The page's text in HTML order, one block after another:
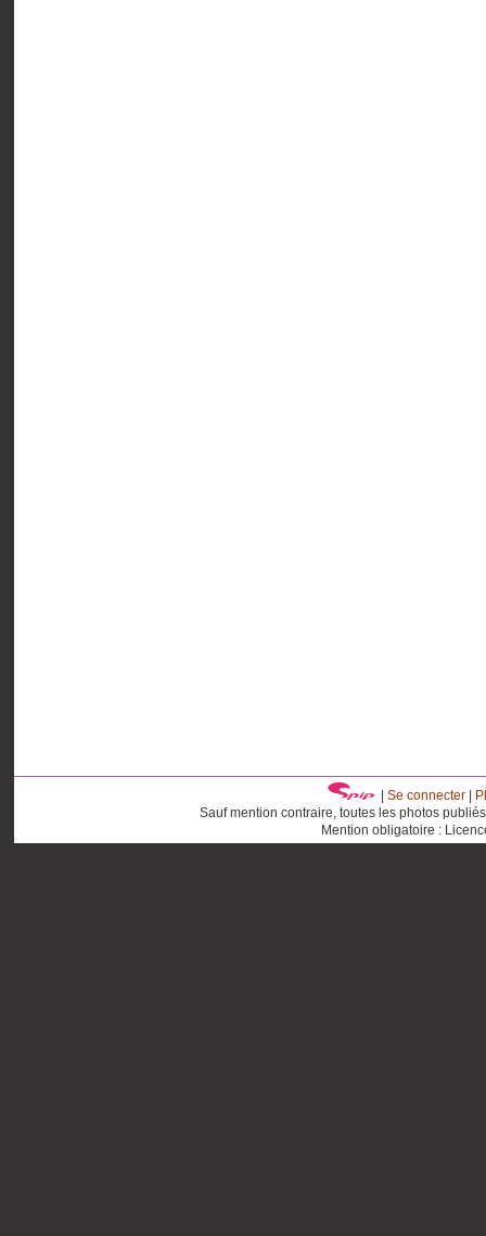
Se connecter|
Sauf mention contraire, toutes les photos
Mention obligatoire :